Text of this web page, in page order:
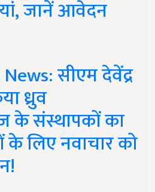
जानें आवेदन
सीएम देवेंद्र
ध्रुव
के संस्थापकों का
के लिए नवाचार को